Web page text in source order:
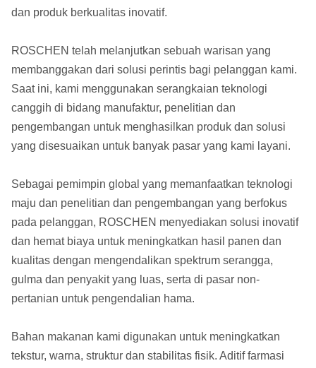
dan produk berkualitas inovatif.
ROSCHEN telah melanjutkan sebuah warisan yang
membanggakan dari solusi perintis bagi pelanggan kami.
Saat ini, kami menggunakan serangkaian teknologi
canggih di bidang manufaktur, penelitian dan
pengembangan untuk menghasilkan produk dan solusi
yang disesuaikan untuk banyak pasar yang kami layani.
Sebagai pemimpin global yang memanfaatkan teknologi
maju dan penelitian dan pengembangan yang berfokus
pada pelanggan, ROSCHEN menyediakan solusi inovatif
dan hemat biaya untuk meningkatkan hasil panen dan
kualitas dengan mengendalikan spektrum serangga,
gulma dan penyakit yang luas, serta di pasar non-
pertanian untuk pengendalian hama.
Bahan makanan kami digunakan untuk meningkatkan
tekstur, warna, struktur dan stabilitas fisik. Aditif farmasi